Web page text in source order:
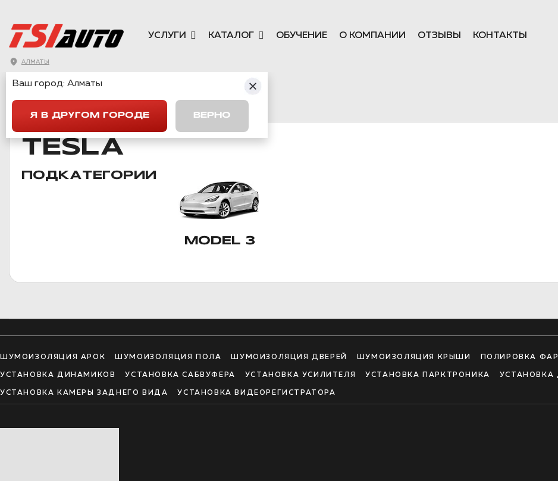
АЛМАТЫ
УСЛУГИ КАТАЛОГ ОБУЧЕНИЕ О КОМПАНИИ ОТЗЫВЫ КОНТАКТЫ
ГЛАВНАЯ → TESLA
TESLA
ПОДКАТЕГОРИИ
MODEL 3
ШУМОИЗОЛЯЦИЯ АРОК ШУМОИЗОЛЯЦИЯ ПОЛА ШУМОИЗОЛЯЦИЯ ДВЕРЕЙ ШУМОИЗОЛЯЦИЯ КРЫШИ ПОЛИРОВКА ФАР
УСТАНОВКА ДИНАМИКОВ УСТАНОВКА САБВУФЕРА УСТАНОВКА УСИЛИТЕЛЯ УСТАНОВКА ПАРКТРОНИКА УСТАНОВКА
УСТАНОВКА КАМЕРЫ ЗАДНЕГО ВИДА УСТАНОВКА ВИДЕОРЕГИСТРАТОРА
Ваш город: Алматы
Я В ДРУГОМ ГОРОДЕ ВЕРНО